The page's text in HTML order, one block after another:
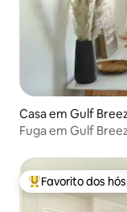
Casa em Gulf
Fuga em Gulf
Favoritos dos
Favorito dos